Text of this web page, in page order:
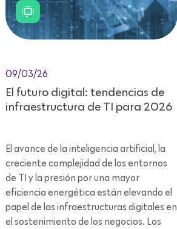
09/03/26
El futuro digital: tendencias de
infraestructura de TI para 2026
El avance de la inteligencia artificial, la
creciente complejidad de los entornos
de TI y la presión por una mayor
eficiencia energética están elevando el
papel de las infraestructuras digitales en
el sostenimiento de los negocios. Los